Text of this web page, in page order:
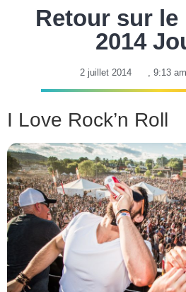
Retour sur le
2014
2 juillet 2014 , 9:13 am
I Love Rock’n Roll